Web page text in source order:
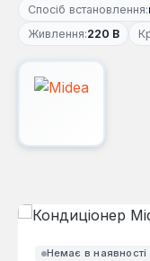
Спосіб встановлення:
Живлення:220 В
Немає в наявності
Пропустити